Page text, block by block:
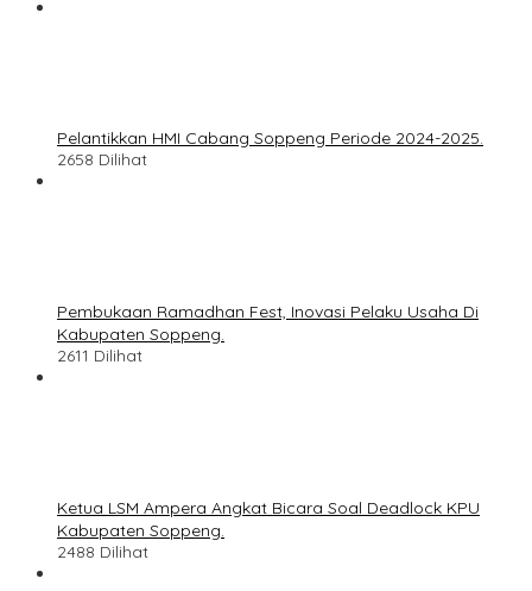
Pelantikkan HMI Cabang Soppeng Periode 2024-2025.
2658 Dilihat
Pembukaan Ramadhan Fest, Inovasi Pelaku Usaha Di
Kabupaten Soppeng.
2611 Dilihat
Ketua LSM Ampera Angkat Bicara Soal Deadlock KPU
Kabupaten Soppeng.
2488 Dilihat